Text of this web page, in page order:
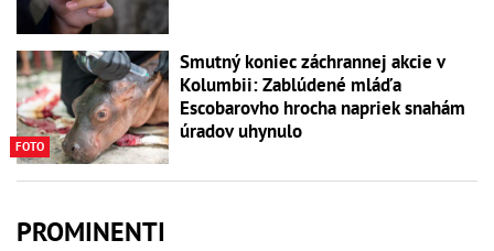
FOTO
Smutný koniec záchrannej akcie v
Kolumbii: Zablúdené mláďa
Escobarovho hrocha napriek snahám
úradov uhynulo
PROMINENTI